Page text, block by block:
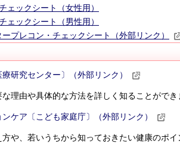
ェックシート（女性用）
ェックシート（男性用）
プレコン・チェックシート（外部リンク）
研究センター〕（外部リンク）
理由や具体的な方法を詳しく知ることができ
ケア〔こども家庭庁〕（外部リンク）
や、若いうちから知っておきたい健康のポイ